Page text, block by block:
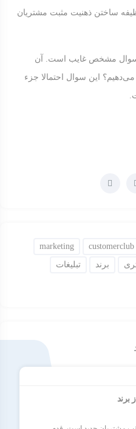
ساختن ذهنیت مثبت مشتریان
سوال مشخص غایب است. آن
این سوال احتمالا جزء
customerclub
marketing
برند
تبلیغات